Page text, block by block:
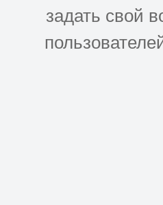
задать свой